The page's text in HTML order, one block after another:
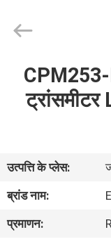
होम
हमारे
बारे
में
Reserved.
उत्पत्ति के प्लेस:
ब्रांड नाम:
प्रमाणन: